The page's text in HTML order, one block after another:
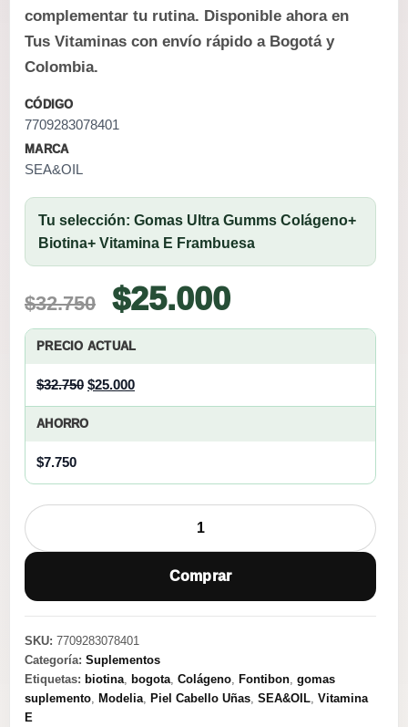
complementar tu rutina. Disponible ahora en
Tus Vitaminas con envío rápido a Bogotá y
Colombia.
CÓDIGO
7709283078401
MARCA
SEA&OIL
Tu selección: Gomas Ultra Gumms Colágeno+
Biotina+ Vitamina E Frambuesa
$32.750
Original
price
$32.750.
$25.000Current
price
$25.000.
PRECIO ACTUAL
$32.750 Original
price
was:
$25.000Current
price
AHORRO
$7.750
Gomas
Ultra
Gumms
Biotina+
E
Frambuesa
cantidad
Comprar
SKU: 7709283078401
Categoría: Suplementos
Etiquetas: biotina, bogota, Colágeno, Fontibon, gomas
suplemento, Modelia, Piel Cabello Uñas, SEA&OIL, Vitamina
E